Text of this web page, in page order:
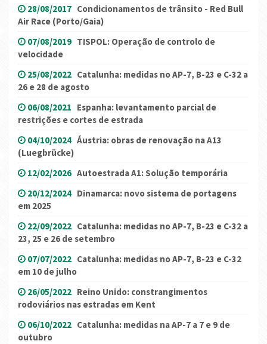
28/08/2017 Condicionamentos de trânsito - Red Bull
Air Race (Porto/Gaia)
07/08/2019 TISPOL: Operação de controlo de
velocidade
25/08/2022 Catalunha: medidas no AP-7, B-23 e C-32 a
26 e 28 de agosto
06/08/2021 Espanha: levantamento parcial de
restrições e cortes de estrada
04/10/2024 Áustria: obras de renovação na A13
(Luegbrücke)
12/02/2026 Autoestrada A1: Solução temporária
20/12/2024 Dinamarca: novo sistema de portagens
em 2025
22/09/2022 Catalunha: medidas no AP-7, B-23 e C-32 a
23, 25 e 26 de setembro
07/07/2022 Catalunha: medidas no AP-7, B-23 e C-32
em 10 de julho
26/05/2022 Reino Unido: constrangimentos
rodoviários nas estradas em Kent
06/10/2022 Catalunha: medidas na AP-7 a 7 e 9 de
outubro